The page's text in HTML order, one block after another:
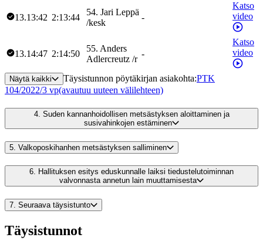
13.13:42 2:13:44
54. Jari Leppä
/kesk
-
Katso
video
13.14:47 2:14:50
55. Anders
Adlercreutz /r
-
Katso
video
Näytä kaikki Täysistunnon pöytäkirjan asiakohta:PTK
104/2022/3 vp(avautuu uuteen välilehteen)
4. Suden kannanhoidollisen metsästyksen aloittaminen ja
susivahinkojen estäminen
5. Valkoposkihanhen metsästyksen salliminen
6. Hallituksen esitys eduskunnalle laiksi tiedustelutoiminnan
valvonnasta annetun lain muuttamisesta
7. Seuraava täysistunto
Täysistunnot